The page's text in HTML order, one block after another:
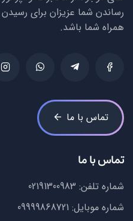
رساندن شما عزیزان برای
همراه شما باشد.
تماس با ما
تماس با ما
شماره تلفن: 02191300983
شماره موبایل: 09999868721